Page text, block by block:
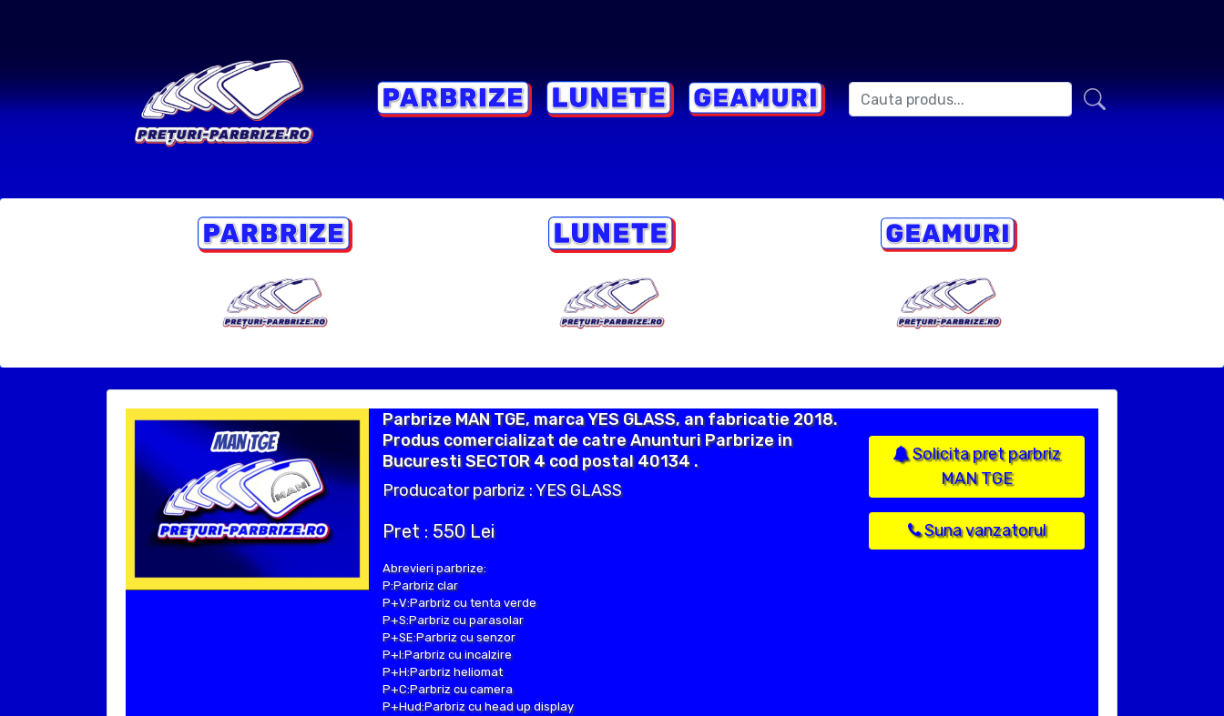
Parbrize MAN TGE, marca YES GLASS, an fabricatie 2018.
Produs comercializat de catre Anunturi Parbrize in
Bucuresti SECTOR 4 cod postal 40134 .
Producator parbriz : YES GLASS
Pret : 550 Lei
Abrevieri parbrize:
P:Parbriz clar
P+V:Parbriz cu tenta verde
P+S:Parbriz cu parasolar
P+SE:Parbriz cu senzor
P+I:Parbriz cu incalzire
P+H:Parbriz heliomat
P+C:Parbriz cu camera
P+Hud:Parbriz cu head up display
Solicita pret parbriz
MAN TGE
Suna vanzatorul